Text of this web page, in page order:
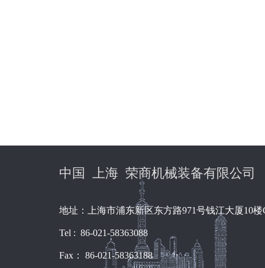
中国 上海 荣商机械装备有限公司
地址：上海市浦东新区东方路971号钱江大厦10楼
Tel : 86-021-58363088
Fax： 86-021-58363188